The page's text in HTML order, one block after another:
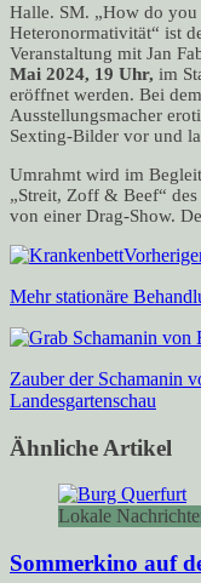
Halle. SM. „How do you
Heteronormativität“ ist
Veranstaltung mit Jan
Mai 2024, 19 Uhr, im
eröffnet werden. Bei
Ausstellungsmacher
Sexting-Bilder vor und
Umrahmt wird im
„Streit, Zoff & Beef“
von einer Drag-Show.
Mehr stationäre
Zauber der Schamanin
Landesgartenschau
Ähnliche Artikel
Lokale
Sommerkino auf